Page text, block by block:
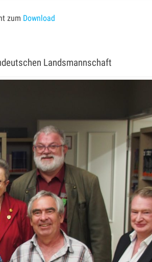
zum Download
Landsmannschaft